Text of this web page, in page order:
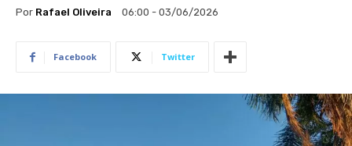
Por Rafael Oliveira 06:00 - 03/06/2026
Facebook Twitter